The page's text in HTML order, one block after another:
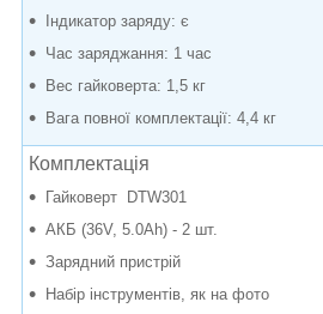
Індикатор заряду: є
Час заряджання: 1 час
Вес гайковерта: 1,5 кг
Вага повної комплектації: 4,4 кг
Комплектація
Гайковерт DTW301
АКБ (36V, 5.0Ah) - 2 шт.
Зарядний пристрій
Набір інструментів, як на фото